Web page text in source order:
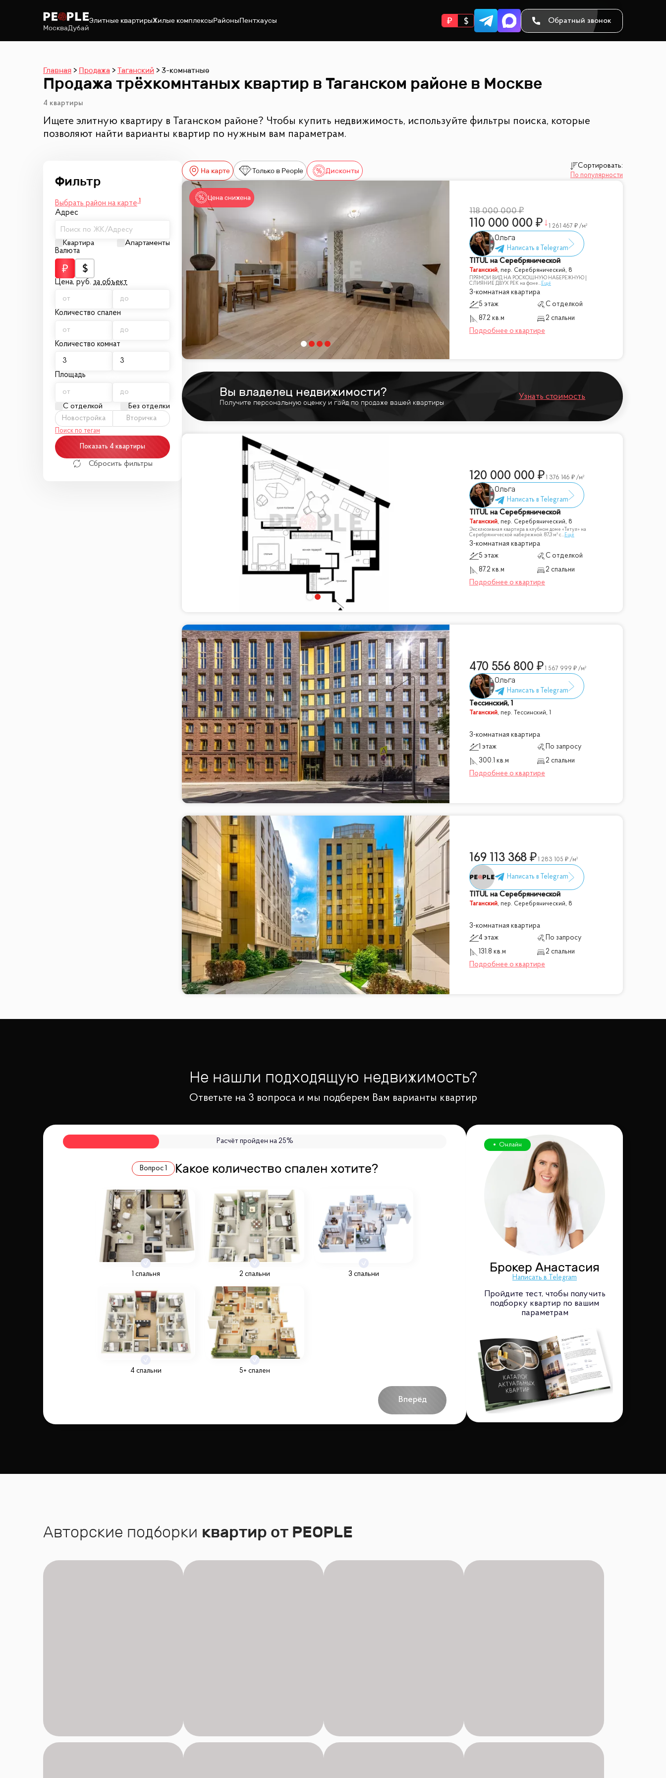
МоскваДубай
Элитные квартирыЖилые комплексыРайоныПентхаусы Обратный звонок
Главная Продажа Таганский 3-комнатные
Продажа трёхкомнтаных квартир в Таганском районе в Москве
4 квартиры
Ищете элитную квартиру в Таганском районе? Чтобы купить недвижимость, используйте фильтры поиска, которые
позволяют найти варианты квартир по нужным вам параметрам.
Выбрать район на карте 1
Адрес
Поиск по ЖК/Адресу
Квартира
Апартаменты
Валюта
Цена, руб. за объект
Количество спален
Количество комнат
Площадь
С отделкой Без отделки
Новостройка Вторичка
Поиск по тегам
Показать 4 квартиры
Сбросить фильтры
На карте Только в People Дисконты
Сортировать:
По популярности
Цена снижена
118 000 000
110 000 000 1 261 467 /м²
Ольга
TITUL на Серебрянической
Таганский, пер. Серебрянический, 8
ПРЯМОЙ ВИД НА РОСКОШНУЮ НАБЕРЕЖНУЮ |
СЛИЯНИЕ ДВУХ РЕК на фоне...Ещё
3-комнатная квартира
5 этаж
С отделкой
87.2 кв.м
2 спальни
Вы владелец недвижимости?
Получите персональную оценку и гайд по продаже вашей квартиры
Узнать стоимость
120 000 000 1 376 146 /м²
Ольга
TITUL на Серебрянической
Таганский, пер. Серебрянический, 8
Эксклюзивная квартира в клубном доме «Титул» на
Серебрянической набережной. 87,3 м² с...Ещё
3-комнатная квартира
5 этаж
С отделкой
87.2 кв.м
2 спальни
470 556 800 1 567 999 /м²
Ольга
Тессинский, 1
Таганский, пер. Тессинский, 1
3-комнатная квартира
1 этаж
По запросу
300.1 кв.м
2 спальни
169 113 368 1 283 105 /м²
TITUL на Серебрянической
Таганский, пер. Серебрянический, 8
3-комнатная квартира
4 этаж
По запросу
131.8 кв.м
2 спальни
Не нашли подходящую недвижимость?
Ответьте на 3 вопроса и мы подберем Вам варианты квартир
Расчёт пройден на 25%
Вопрос 1 Какое количество спален хотите?
1 спальня 2 спальни 3 спальни
4 спальни 5+ спален
Вперёд
Онлайн
Брокер Анастасия
Написать в Telegram
Пройдите тест, чтобы получить
подборку квартир по вашим
параметрам
Авторские подборки квартир от PEOPLE